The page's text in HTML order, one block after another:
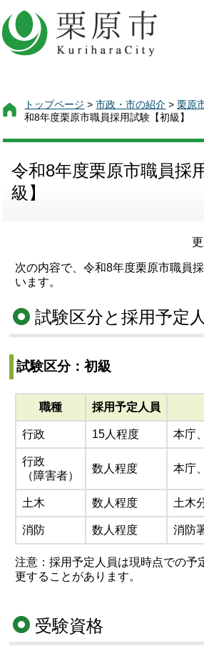
トップページ >市政・市の紹介 >栗原
和8年度栗原市職員採用試験【初級】
令和8年度栗原市職員採
級】
次の内容で、令和8年度栗原市職員
います。
試験区分と採用予定
試験区分：初級
職種 採用予定人員
行政 15人程度 本庁
行政
（障害者）
数人程度 本庁
土木 数人程度 土木
消防 数人程度 消防
注意：採用予定人員は現時点での予
更することがあります。
受験資格